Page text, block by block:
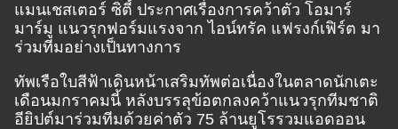
แมนเชสเตอร์ ซิตี้ ประกาศเรื่องการคว้าตัว โอมาร์
มาร์มู แนวรุกฟอร์มแรงจาก ไอน์ทรัค แฟรงก์เฟิร์ต มา
ร่วมทีมอย่างเป็นทางการ
ทัพเรือใบสีฟ้าเดินหน้าเสริมทัพต่อเนื่องในตลาดนักเตะ
เดือนมกราคมนี้ หลังบรรลุข้อตกลงคว้าแนวรุกทีมชาติ
อียิปต์มาร่วมทีมด้วยค่าตัว 75 ล้านยูโรรวมแอดออน